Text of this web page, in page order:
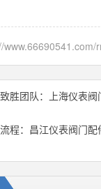
www.66690541.com/
胜团队：上海仪表
程：昌江仪表阀门配